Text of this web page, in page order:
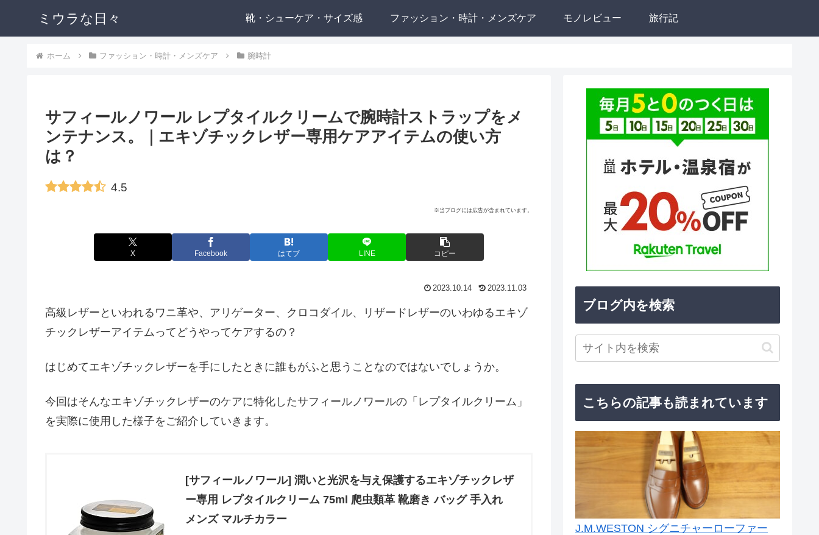
ミウラな日々 靴・シューケア・サイズ感 ファッション・時計・メンズケア モノレビュー 旅行記
ホーム ファッション・時計・メンズケア 腕時計
サフィールノワール レプタイルクリームで腕時計ストラップをメ
ンテナンス。｜エキゾチックレザー専用ケアアイテムの使い方
は？
4.5
※当ブログには広告が含まれています。
X Facebook はてブ LINE コピー
2023.10.14 2023.11.03
高級レザーといわれるワニ革や、アリゲーター、クロコダイル、リザードレザーのいわゆるエキゾ
チックレザーアイテムってどうやってケアするの？
はじめてエキゾチックレザーを手にしたときに誰もがふと思うことなのではないでしょうか。
今回はそんなエキゾチックレザーのケアに特化したサフィールノワールの「レプタイルクリーム」
を実際に使用した様子をご紹介していきます。
[サフィールノワール] 潤いと光沢を与え保護するエキゾチックレザ
ー専用 レプタイルクリーム 75ml 爬虫類革 靴磨き バッグ 手入れ
メンズ マルチカラー
ブログ内を検索
こちらの記事も読まれています
J.M.WESTON シグニチャーローファー